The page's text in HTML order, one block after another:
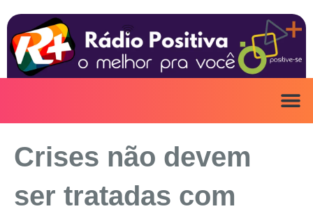
para
conteúdo
Crises não devem
ser tratadas com